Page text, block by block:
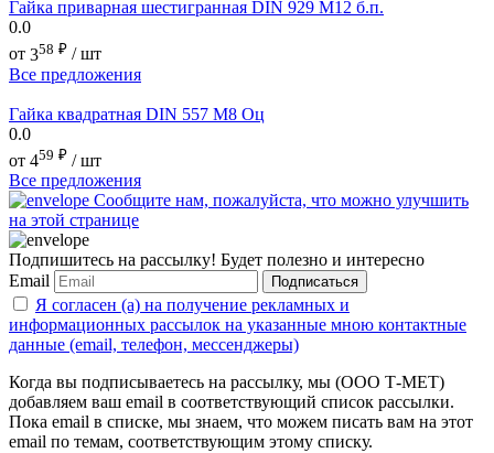
Гайка приварная шестигранная DIN 929 М12 б.п.
0.0
от 358 ₽ / шт
Все предложения
Гайка квадратная DIN 557 М8 Оц
0.0
от 459 ₽ / шт
Все предложения
Сообщите нам, пожалуйста, что можно улучшить
на этой странице
Подпишитесь на рассылку! Будет полезно и интересно
Email
Подписаться
Я согласен (а) на получение рекламных и
информационных рассылок на указанные мною контактные
данные (email, телефон, мессенджеры)
Когда вы подписываетесь на рассылку, мы (ООО Т-МЕТ)
добавляем ваш email в соответствующий список рассылки.
Пока email в списке, мы знаем, что можем писать вам на этот
email по темам, соответствующим этому списку.